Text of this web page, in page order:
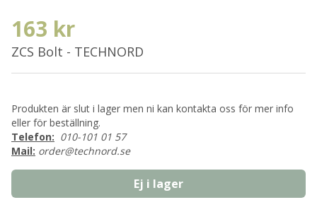
163 kr
ZCS Bolt - TECHNORD
Produkten är slut i lager men ni kan kontakta oss för mer info
eller för beställning.
Telefon: 010-101 01 57
Mail: order@technord.se
Ej i lager